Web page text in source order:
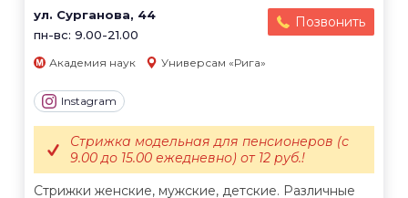
ул. Сурганова, 44
пн-вс: 9.00-21.00
Позвонить
Академия наук Универсам «Рига»
Instagram
Стрижки женские, мужские, детские. Различные
Стрижка модельная для пенсионеров (с
9.00 до 15.00 ежедневно) от 12 руб.!